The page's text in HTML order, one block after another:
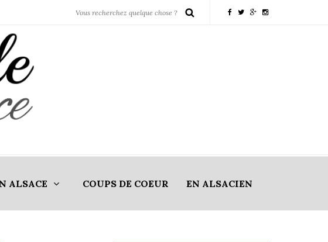
ALSACE COUPS DE COEUR EN ALSACIEN